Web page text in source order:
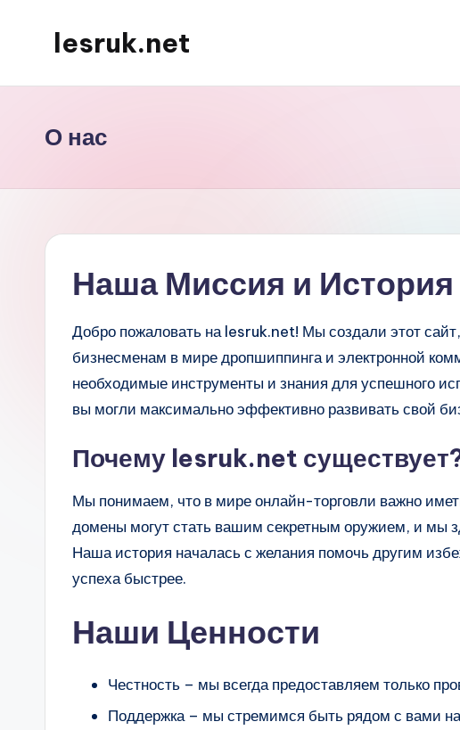
lesruk.net
О нас
Наша Миссия и История
Добро пожаловать на lesruk.net! Мы создали этот
бизнесменам в мире дропшиппинга и электронной
необходимые инструменты и знания для успешного
вы могли максимально эффективно развивать свой
Почему lesruk.net
Мы понимаем, что в мире онлайн-торговли важно
домены могут стать вашим секретным оружием, и мы
Наша история началась с желания помочь другим
успеха быстрее.
Наши Ценности
Честность – мы всегда предоставляем только
Поддержка – мы стремимся быть рядом с вами